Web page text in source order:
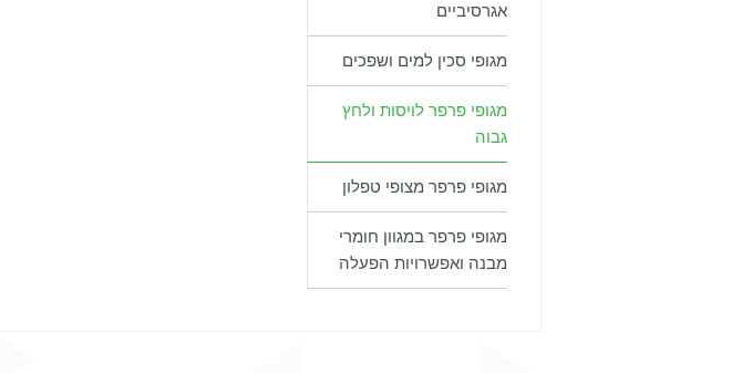
אגרסיביים
מגופי סכין למים ושפכים
מגופי פרפר לויסות ולחץ
גבוה
מגופי פרפר מצופי טפלון
מגופי פרפר במגוון חומרי
מבנה ואפשרויות הפעלה